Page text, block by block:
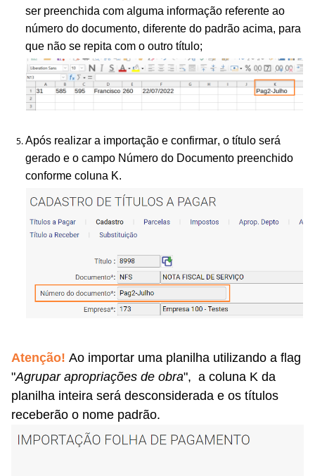
ser preenchida com alguma informação referente ao
número do documento, diferente do padrão acima, para
que não se repita com o outro título;
Após realizar a importação e confirmar, o título será
gerado e o campo Número do Documento preenchido
conforme coluna K.
Atenção! Ao importar uma planilha utilizando a flag
"Agrupar apropriações de obra", a coluna K da
planilha inteira será desconsiderada e os títulos
receberão o nome padrão.